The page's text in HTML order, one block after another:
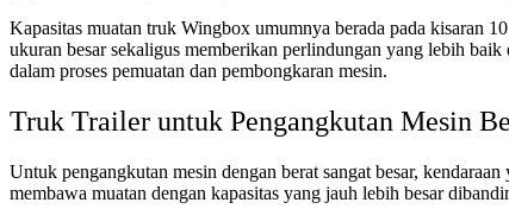
Kapasitas muatan truk Wingbox umumnya berada pada kisaran
ukuran besar sekaligus memberikan perlindungan yang lebih
dalam proses pemuatan dan pembongkaran mesin.
Truk Trailer untuk Pengangkutan Mesin
Untuk pengangkutan mesin dengan berat sangat besar,
membawa muatan dengan kapasitas yang jauh lebih besar